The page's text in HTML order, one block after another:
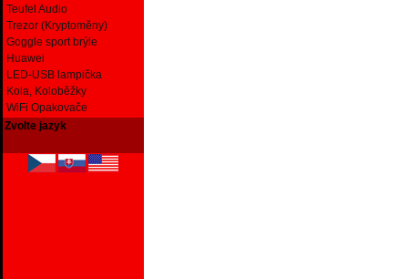
Teufel Audio
Trezor (Kryptoměny)
Goggle sport brýle
Huawei
LED-USB lampička
Kola, Koloběžky
WiFi Opakovače
Zvolte jazyk